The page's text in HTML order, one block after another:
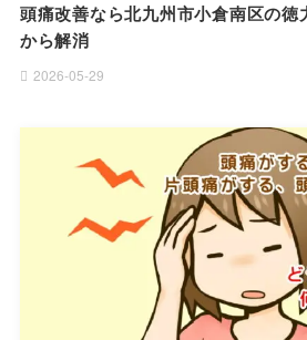
頭痛改善なら北九州市小倉南区の
から解消
2026-05-29